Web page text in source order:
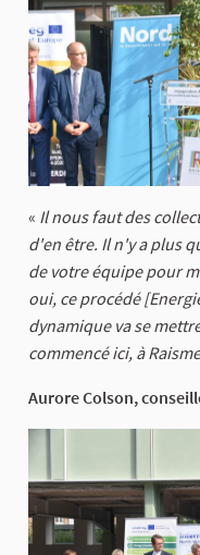
« Il nous faut des
d'en être. Il n'y a plus
de votre équipe pour
oui, ce procédé
dynamique va se
commencé ici, à
Aurore Colson,